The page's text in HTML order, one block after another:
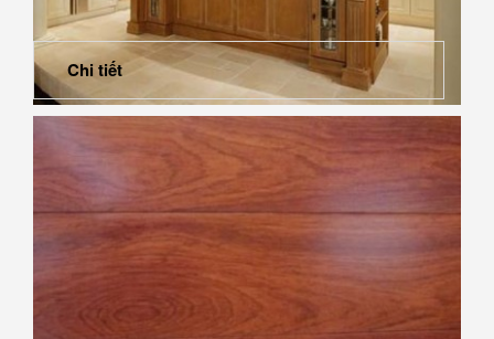
Những điều cần biết về thiết kế nội thất phong cách cổ
Chi tiết